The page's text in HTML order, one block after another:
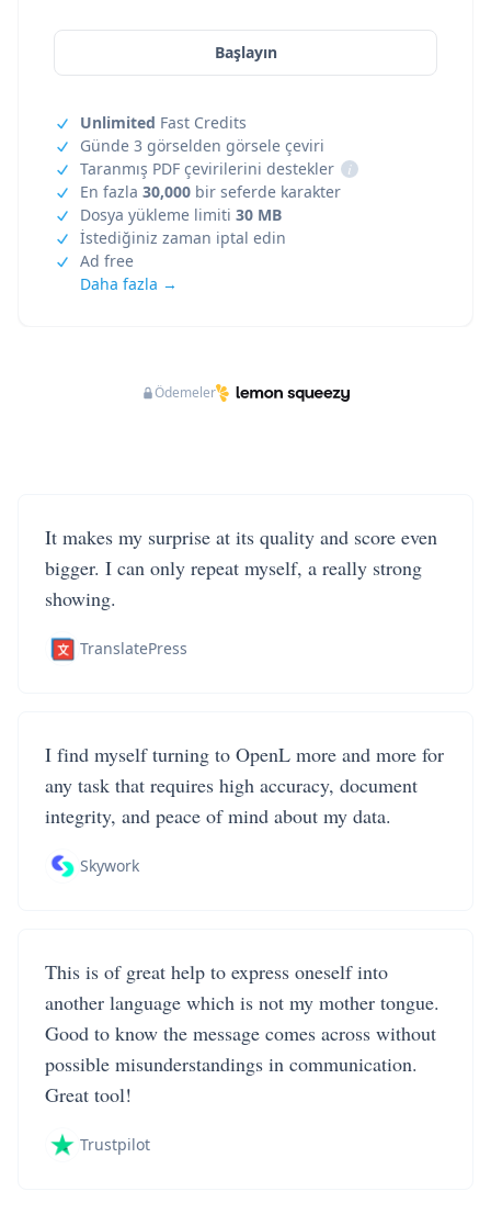
Başlayın
Unlimited Fast Credits
Günde 3 görselden görsele çeviri
Taranmış PDF çevirilerini destekler
i
En fazla 30,000 bir seferde karakter
Dosya yükleme limiti 30 MB
İstediğiniz zaman iptal edin
Ad free
Daha fazla →
Ödemeler
It makes my surprise at its quality and score even
bigger. I can only repeat myself, a really strong
showing.
TranslatePress
I find myself turning to OpenL more and more for
any task that requires high accuracy, document
integrity, and peace of mind about my data.
Skywork
This is of great help to express oneself into
another language which is not my mother tongue.
Good to know the message comes across without
possible misunderstandings in communication.
Great tool!
Trustpilot